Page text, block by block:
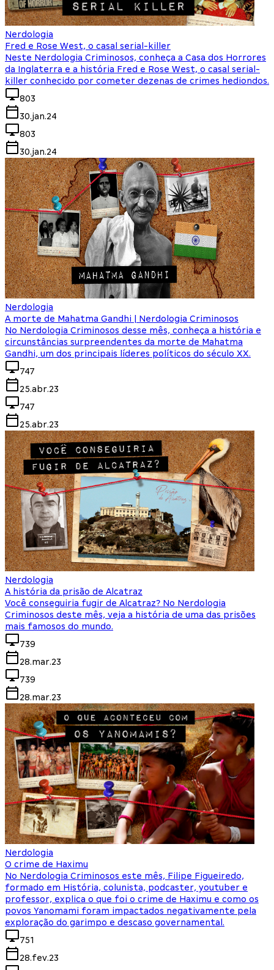
Nerdologia
Fred e Rose West, o casal serial-killer
Neste Nerdologia Criminosos, conheça a Casa dos Horrores
da Inglaterra e a história Fred e Rose West, o casal serial-
killer conhecido por cometer dezenas de crimes hediondos.
803
30.jan.24
803
30.jan.24
Nerdologia
A morte de Mahatma Gandhi | Nerdologia Criminosos
No Nerdologia Criminosos desse mês, conheça a história e
circunstâncias surpreendentes da morte de Mahatma
Gandhi, um dos principais líderes políticos do século XX.
747
25.abr.23
747
25.abr.23
Nerdologia
A história da prisão de Alcatraz
Você conseguiria fugir de Alcatraz? No Nerdologia
Criminosos deste mês, veja a história de uma das prisões
mais famosos do mundo.
739
28.mar.23
739
28.mar.23
Nerdologia
O crime de Haximu
No Nerdologia Criminosos este mês, Filipe Figueiredo,
formado em História, colunista, podcaster, youtuber e
professor, explica o que foi o crime de Haximu e como os
povos Yanomami foram impactados negativamente pela
exploração do garimpo e descaso governamental.
751
28.fev.23